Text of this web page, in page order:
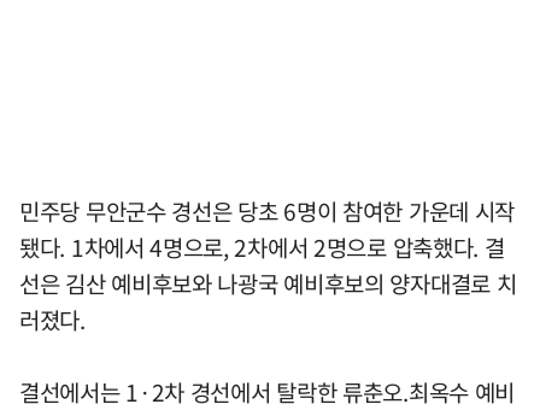
민주당 무안군수 경선은 당초 6명이 참여한 가운데 시작
됐다. 1차에서 4명으로, 2차에서 2명으로 압축했다. 결
선은 김산 예비후보와 나광국 예비후보의 양자대결로 치
러졌다.
결선에서는 1·2차 경선에서 탈락한 류춘오.최옥수 예비